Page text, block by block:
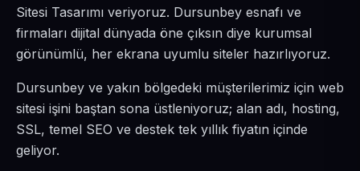
Sitesi Tasarımı veriyoruz. Dursunbey esnafı ve
firmaları dijital dünyada öne çıksın diye kurumsal
görünümlü, her ekrana uyumlu siteler hazırlıyoruz.
Dursunbey ve yakın bölgedeki müşterilerimiz için web
sitesi işini baştan sona üstleniyoruz; alan adı, hosting,
SSL, temel SEO ve destek tek yıllık fiyatın içinde
geliyor.